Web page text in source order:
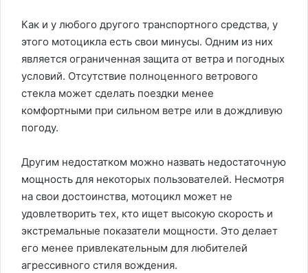
Как и у любого другого транспортного средства, у
этого мотоцикла есть свои минусы. Одним из них
является ограниченная защита от ветра и погодных
условий. Отсутствие полноценного ветрового
стекла может сделать поездки менее
комфортными при сильном ветре или в дождливую
погоду.
Другим недостатком можно назвать недостаточную
мощность для некоторых пользователей. Несмотря
на свои достоинства, мотоцикл может не
удовлетворить тех, кто ищет высокую скорость и
экстремальные показатели мощности. Это делает
его менее привлекательным для любителей
агрессивного стиля вождения.